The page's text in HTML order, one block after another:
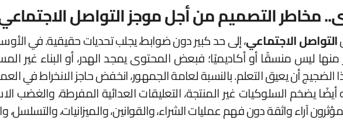
مخاطر التصميم من أجل موجز التواصل
التواصل الاجتماعي، إلى حد كبير دون ضوابط، يجلب تحديات حقيقية. في
منها ليس منسقًا أو أكاديميًا؛ فبعض المحتوى يمجد الهدر، أو البناء
الضجيج أن يعيق التعلم. بالنسبة لعامة الجمهور، انخفض حاجز الانخراط في
يضخم السلوكيات غير المنتجة، التعليقات العدائية المفرطة، والغضب
آراء واثقة دون فهم عمليات الشراء، والقوانين، والميزانيات،